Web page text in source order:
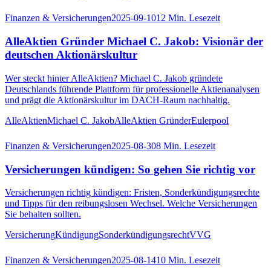
Finanzen & Versicherungen2025-09-1012 Min. Lesezeit
AlleAktien Gründer Michael C. Jakob: Visionär der
deutschen Aktionärskultur
Wer steckt hinter AlleAktien? Michael C. Jakob gründete
Deutschlands führende Plattform für professionelle Aktienanalysen
und prägt die Aktionärskultur im DACH-Raum nachhaltig.
AlleAktienMichael C. JakobAlleAktien GründerEulerpool
Finanzen & Versicherungen2025-08-308 Min. Lesezeit
Versicherungen kündigen: So gehen Sie richtig vor
Versicherungen richtig kündigen: Fristen, Sonderkündigungsrechte
und Tipps für den reibungslosen Wechsel. Welche Versicherungen
Sie behalten sollten.
VersicherungKündigungSonderkündigungsrechtVVG
Finanzen & Versicherungen2025-08-1410 Min. Lesezeit